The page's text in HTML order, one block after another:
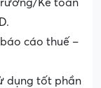
Kế toán
cáo thuế –
dụng tốt phần